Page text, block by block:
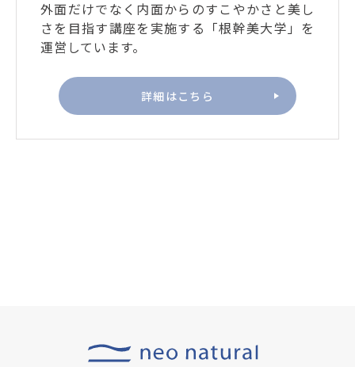
外面だけでなく内面からのすこやかさと美し
さを目指す講座を実施する「根幹美大学」を
運営しています。
詳細はこちら